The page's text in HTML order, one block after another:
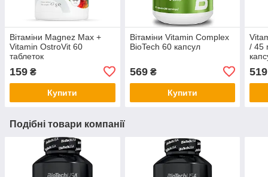
Вітаміни Magnez Max +
Vitamin OstroVit 60
таблеток
159 ₴
Купити
Вітаміни Vitamin Complex
BioTech 60 капсул
569₴
Купити
/ 45
519
Подібні товари компанії